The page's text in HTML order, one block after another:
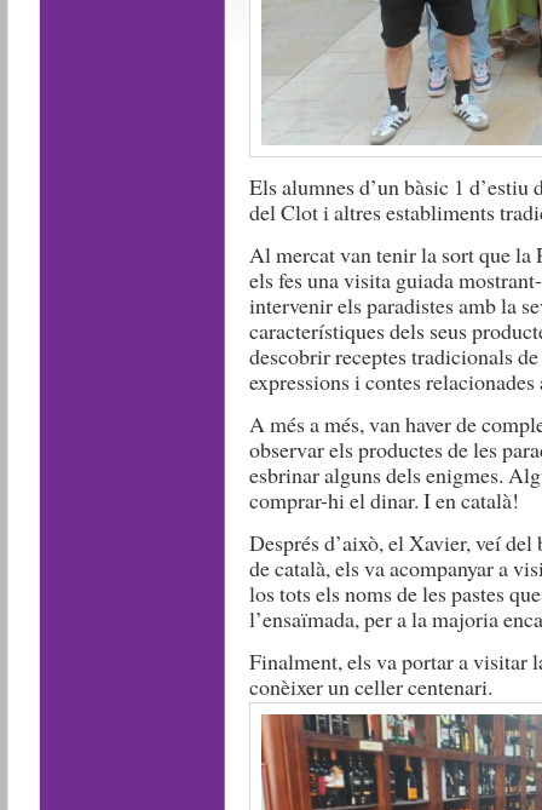
Els alumnes d’un bàsic 1
del Clot i altres establiments
Al mercat van tenir la sort que la
els fes una visita guiada
intervenir els paradistes amb la
característiques dels seus
descobrir receptes tradicionals
expressions i contes
A més a més, van haver de
observar els productes de les
esbrinar alguns dels enigmes.
comprar-hi el dinar. I en català!
Després d’això, el Xavier, veí
de català, els va acompanyar a
los tots els noms de les pastes
l’ensaïmada, per a la majoria
Finalment, els va portar a visitar
conèixer un celler centenari.